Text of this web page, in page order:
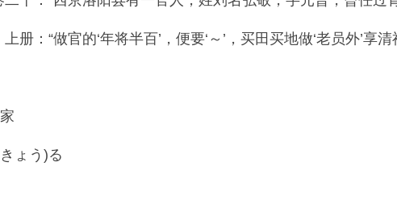
“做官的‘年将半百’，便要‘～’，买田买地做‘老员外’享清
ょう)る